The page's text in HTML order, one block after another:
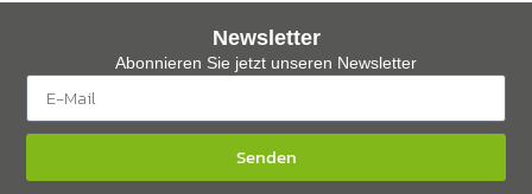
Newsletter
Abonnieren Sie jetzt unseren Newsletter
Senden